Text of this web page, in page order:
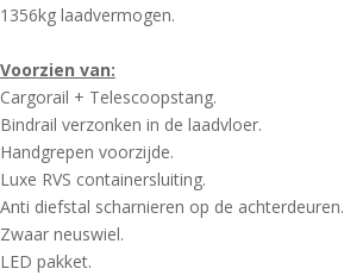
1356kg laadvermogen.
Voorzien van:
Cargorail + Telescoopstang.
Bindrail verzonken in de laadvloer.
Handgrepen voorzijde.
Luxe RVS containersluiting.
Anti diefstal scharnieren op de achterdeuren.
Zwaar neuswiel.
LED pakket.